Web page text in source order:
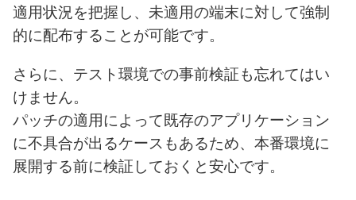
適用状況を把握し、未適用の端末に対して強制
的に配布することが可能です。
さらに、テスト環境での事前検証も忘れてはい
けません。
パッチの適用によって既存のアプリケーション
に不具合が出るケースもあるため、本番環境に
展開する前に検証しておくと安心です。